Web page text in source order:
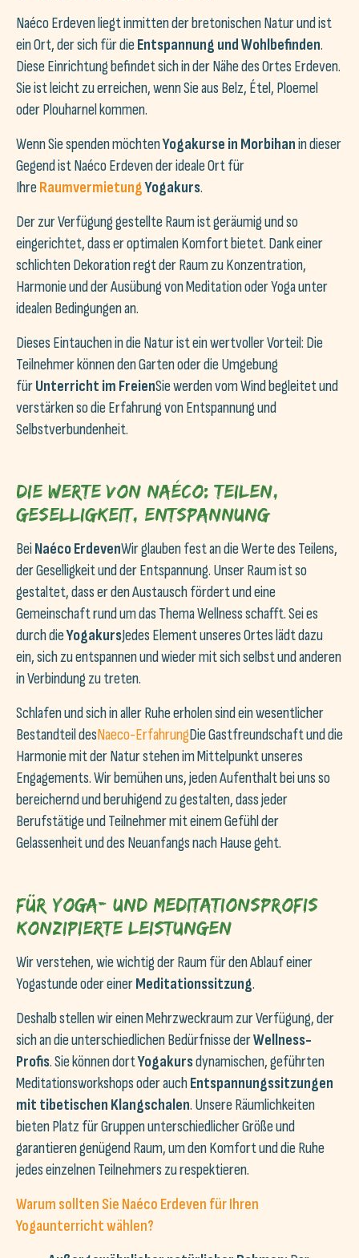
Naéco Erdeven liegt inmitten der bretonischen Natur und ist
ein Ort, der sich für dieEntspannung und Wohlbefinden.
Diese Einrichtung befindet sich in der Nähe des Ortes Erdeven.
Sie ist leicht zu erreichen, wenn Sie aus Belz, Étel, Ploemel
oder Plouharnel kommen.
Wenn Sie spenden möchtenYogakurse in Morbihanin dieser
Gegend ist Naéco Erdeven der ideale Ort für
IhreRaumvermietungYogakurs.
Der zur Verfügung gestellte Raum ist geräumig und so
eingerichtet, dass er optimalen Komfort bietet. Dank einer
schlichten Dekoration regt der Raum zu Konzentration,
Harmonie und der Ausübung von Meditation oder Yoga unter
idealen Bedingungen an.
Dieses Eintauchen in die Natur ist ein wertvoller Vorteil: Die
Teilnehmer können den Garten oder die Umgebung
fürUnterricht im FreienSie werden vom Wind begleitet und
verstärken so die Erfahrung von Entspannung und
Selbstverbundenheit.
Die Werte von Naéco: Teilen,
Geselligkeit, Entspannung
BeiNaéco ErdevenWir glauben fest an die Werte des Teilens,
der Geselligkeit und der Entspannung. Unser Raum ist so
gestaltet, dass er den Austausch fördert und eine
Gemeinschaft rund um das Thema Wellness schafft. Sei es
durch dieYogakursJedes Element unseres Ortes lädt dazu
ein, sich zu entspannen und wieder mit sich selbst und anderen
in Verbindung zu treten.
Schlafen und sich in aller Ruhe erholen sind ein wesentlicher
Bestandteil desNaeco-ErfahrungDie Gastfreundschaft und die
Harmonie mit der Natur stehen im Mittelpunkt unseres
Engagements. Wir bemühen uns, jeden Aufenthalt bei uns so
bereichernd und beruhigend zu gestalten, dass jeder
Berufstätige und Teilnehmer mit einem Gefühl der
Gelassenheit und des Neuanfangs nach Hause geht.
Für Yoga- und Meditationsprofis
konzipierte Leistungen
Wir verstehen, wie wichtig der Raum für den Ablauf einer
Yogastunde oder einerMeditationssitzung.
Deshalb stellen wir einen Mehrzweckraum zur Verfügung, der
sich an die unterschiedlichen Bedürfnisse derWellness-
Profis. Sie können dortYogakursdynamischen, geführten
Meditationsworkshops oder auchEntspannungssitzungen
mit tibetischen Klangschalen. Unsere Räumlichkeiten
bieten Platz für Gruppen unterschiedlicher Größe und
garantieren genügend Raum, um den Komfort und die Ruhe
jedes einzelnen Teilnehmers zu respektieren.
Warum sollten Sie Naéco Erdeven für Ihren
Yogaunterricht wählen?